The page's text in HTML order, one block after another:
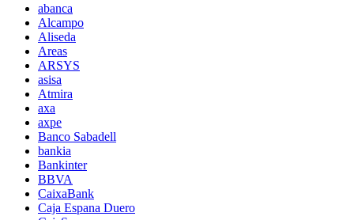
abanca
Alcampo
Aliseda
Areas
ARSYS
asisa
Atmira
axa
axpe
Banco Sabadell
bankia
Bankinter
BBVA
CaixaBank
Caja Espana Duero